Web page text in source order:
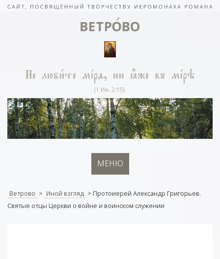
МЕНЮ
Ветрово > Иной взгляд > Протоиерей Александр Григорьев.
Святые отцы Церкви о войне и воинском служении